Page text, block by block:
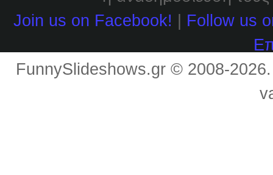
Join us on Facebook!
Follow us
FunnySlideshows.gr © 2008-